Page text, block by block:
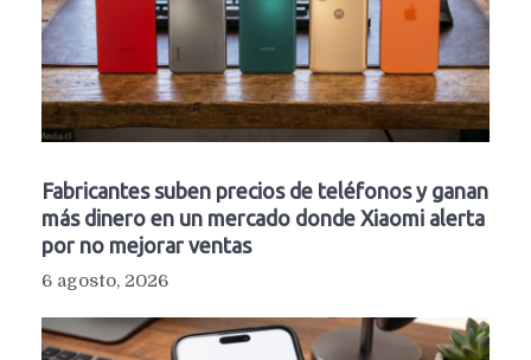
Fabricantes suben precios de teléfonos y ganan
más dinero en un mercado donde Xiaomi alerta
por no mejorar ventas
6 agosto, 2026